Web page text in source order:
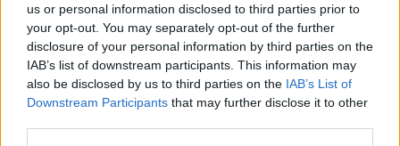
us or personal information disclosed to third parties prior to
your opt-out. You may separately opt-out of the further
disclosure of your personal information by third parties on the
IAB’s list of downstream participants. This information may
also be disclosed by us to third parties on the IAB’s List of
Downstream Participants that may further disclose it to other
Χώρος: Ρόδον, Αθήνα
Ημερομηνία διεξαγωγής: 14/5/2005
ΜΆΙ 12,2005
Elfentanz Festival Vol 4